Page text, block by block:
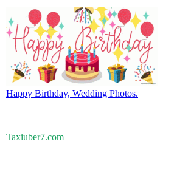
Happy Birthday, Wedding Photos.
Taxiuber7.com